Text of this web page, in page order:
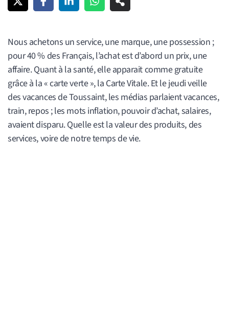
Nous achetons un service, une marque, une possession ;
pour 40 % des Français, l’achat est d’abord un prix, une
affaire. Quant à la santé, elle apparait comme gratuite
grâce à la « carte verte », la Carte Vitale. Et le jeudi veille
des vacances de Toussaint, les médias parlaient vacances,
train, repos ; les mots inflation, pouvoir d’achat, salaires,
avaient disparu. Quelle est la valeur des produits, des
services, voire de notre temps de vie.